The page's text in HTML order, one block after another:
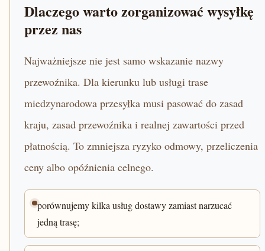
Dlaczego warto zorganizować wysyłkę
przez nas
Najważniejsze nie jest samo wskazanie nazwy
przewoźnika. Dla kierunku lub usługi trase
miedzynarodowa przesyłka musi pasować do zasad
kraju, zasad przewoźnika i realnej zawartości przed
płatnością. To zmniejsza ryzyko odmowy, przeliczenia
ceny albo opóźnienia celnego.
porównujemy kilka usług dostawy zamiast narzucać
jedną trasę;